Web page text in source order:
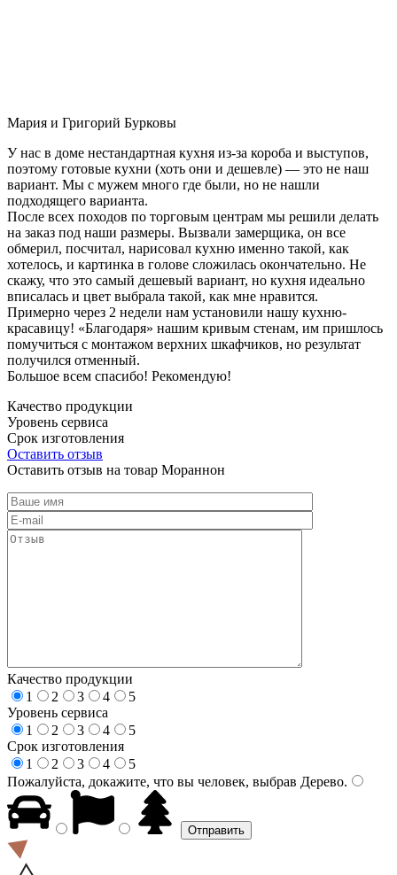
Мария и Григорий Бурковы
У нас в доме нестандартная кухня из-за короба и выступов,
поэтому готовые кухни (хоть они и дешевле) — это не наш
вариант. Мы с мужем много где были, но не нашли
подходящего варианта.
После всех походов по торговым центрам мы решили делать
на заказ под наши размеры. Вызвали замерщика, он все
обмерил, посчитал, нарисовал кухню именно такой, как
хотелось, и картинка в голове сложилась окончательно. Не
скажу, что это самый дешевый вариант, но кухня идеально
вписалась и цвет выбрала такой, как мне нравится.
Примерно через 2 недели нам установили нашу кухню-
красавицу! «Благодаря» нашим кривым стенам, им пришлось
помучиться с монтажом верхних шкафчиков, но результат
получился отменный.
Большое всем спасибо! Рекомендую!
Качество продукции
Уровень сервиса
Срок изготовления
Оставить отзыв
Оставить отзыв на товар Мораннон
Качество продукции
1
2 3 4
5
Уровень сервиса
1
2 3 4
5
Срок изготовления
1
2 3 4
5
Пожалуйста, докажите, что вы человек, выбрав Дерево.